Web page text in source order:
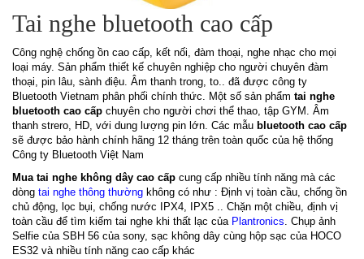
Tai nghe bluetooth cao cấp
Công nghệ chống ồn cao cấp, kết nối, đàm thoại, nghe nhạc cho mọi
loại máy. Sản phẩm thiết kế chuyên nghiệp cho người chuyên đàm
thoại, pin lâu, sành điệu. Âm thanh trong, to.. đã được công ty
Bluetooth Vietnam phân phối chính thức. Một số sản phẩm tai nghe
bluetooth cao cấp chuyên cho người chơi thể thao, tập GYM. Âm
thanh strero, HD, với dung lượng pin lớn. Các mẫu bluetooth cao cấp
sẽ được bảo hành chính hãng 12 tháng trên toàn quốc của hệ thống
Công ty Bluetooth Việt Nam
Mua tai nghe không dây cao cấp cung cấp nhiều tính năng mà các
dòng tai nghe thông thường không có như : Định vị toàn cầu, chống ồn
chủ động, lọc bụi, chống nước IPX4, IPX5 .. Chặn một chiều, định vị
toàn cầu để tìm kiếm tai nghe khi thất lạc của Plantronics . Chụp ảnh
Selfie của SBH 56 của sony, sạc không dây cùng hộp sạc của HOCO
ES32 và nhiều tính năng cao cấp khác